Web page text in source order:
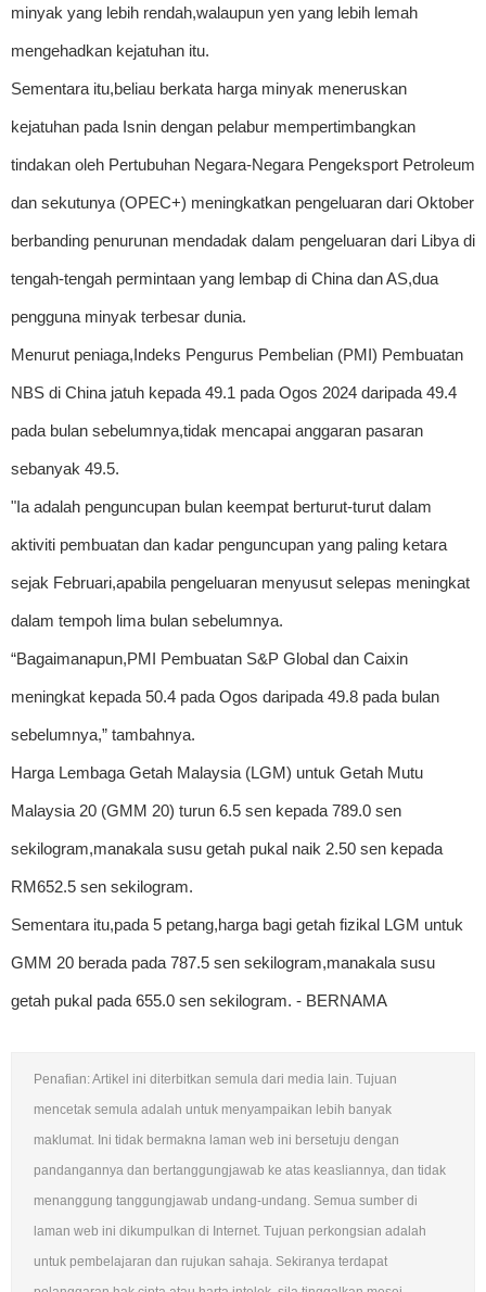
minyak yang lebih rendah,walaupun yen yang lebih lemah
mengehadkan kejatuhan itu.
Sementara itu,beliau berkata harga minyak meneruskan
kejatuhan pada Isnin dengan pelabur mempertimbangkan
tindakan oleh Pertubuhan Negara-Negara Pengeksport Petroleum
dan sekutunya (OPEC+) meningkatkan pengeluaran dari Oktober
berbanding penurunan mendadak dalam pengeluaran dari Libya di
tengah-tengah permintaan yang lembap di China dan AS,dua
pengguna minyak terbesar dunia.
Menurut peniaga,Indeks Pengurus Pembelian (PMI) Pembuatan
NBS di China jatuh kepada 49.1 pada Ogos 2024 daripada 49.4
pada bulan sebelumnya,tidak mencapai anggaran pasaran
sebanyak 49.5.
"Ia adalah penguncupan bulan keempat berturut-turut dalam
aktiviti pembuatan dan kadar penguncupan yang paling ketara
sejak Februari,apabila pengeluaran menyusut selepas meningkat
dalam tempoh lima bulan sebelumnya.
“Bagaimanapun,PMI Pembuatan S&P Global dan Caixin
meningkat kepada 50.4 pada Ogos daripada 49.8 pada bulan
sebelumnya,” tambahnya.
Harga Lembaga Getah Malaysia (LGM) untuk Getah Mutu
Malaysia 20 (GMM 20) turun 6.5 sen kepada 789.0 sen
sekilogram,manakala susu getah pukal naik 2.50 sen kepada
RM652.5 sen sekilogram.
Sementara itu,pada 5 petang,harga bagi getah fizikal LGM untuk
GMM 20 berada pada 787.5 sen sekilogram,manakala susu
getah pukal pada 655.0 sen sekilogram. - BERNAMA
Penafian: Artikel ini diterbitkan semula dari media lain. Tujuan
mencetak semula adalah untuk menyampaikan lebih banyak
maklumat. Ini tidak bermakna laman web ini bersetuju dengan
pandangannya dan bertanggungjawab ke atas keasliannya, dan tidak
menanggung tanggungjawab undang-undang. Semua sumber di
laman web ini dikumpulkan di Internet. Tujuan perkongsian adalah
untuk pembelajaran dan rujukan sahaja. Sekiranya terdapat